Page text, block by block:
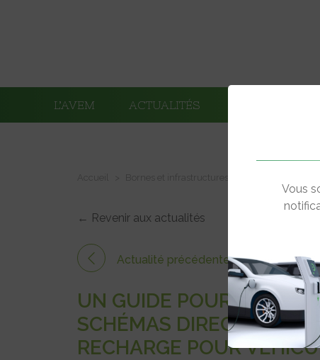
L’AVEM ACTUALITÉS
← Revenir aux actualités
Actualité précédente
UN GUIDE POUR
SCHÉMAS DIRECTEURS
RECHARGE POUR
Vous